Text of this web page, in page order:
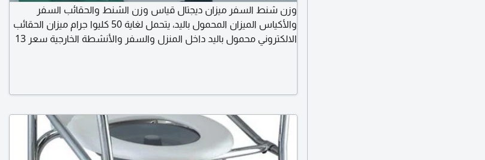
وزن شنط السفر ميزان ديجتال قياس وزن الشنط والحقائب السفر
والأكياس الميزان المحمول باليد، يتحمل لغاية 50 كليوا جرام ميزان الحقائب
الالكتروني محمول باليد داخل المنزل والسفر والأنشطة الخارجية سعر 13